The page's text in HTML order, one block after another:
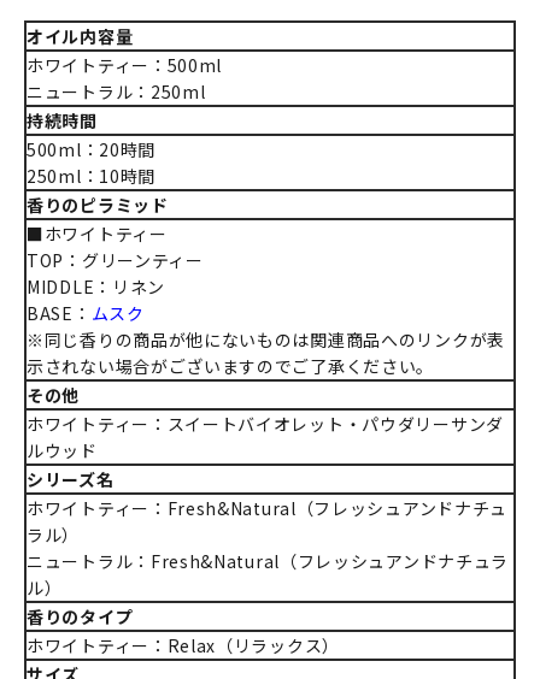
オイル内容量
ホワイトティー：500ml
ニュートラル：250ml
持続時間
500ml：20時間
250ml：10時間
香りのピラミッド
■ホワイトティー
TOP：グリーンティー
MIDDLE：リネン
BASE： ムスク
※同じ香りの商品が他にないものは関連商品へのリンクが表
示されない場合がございますのでご了承ください。
その他
ホワイトティー：スイートバイオレット・パウダリーサンダ
ルウッド
シリーズ名
ホワイトティー：Fresh&Natural（フレッシュアンドナチュ
ラル）
ニュートラル：Fresh&Natural（フレッシュアンドナチュラ
ル）
香りのタイプ
ホワイトティー：Relax（リラックス）